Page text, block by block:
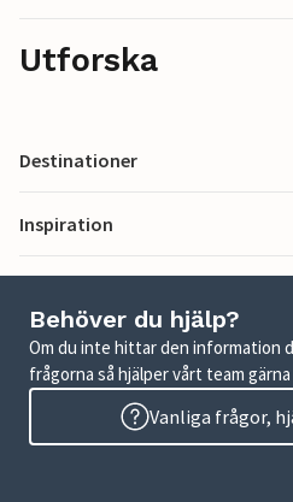
Utforska
Destinationer
Inspiration
Behöver du hjälp?
Om du inte hittar den information
frågorna så hjälper vårt team
Vanliga frågor,